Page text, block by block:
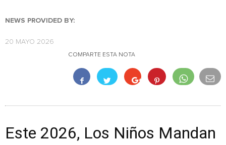
NEWS PROVIDED BY:
20 MAYO 2026
COMPARTE ESTA NOTA
Este 2026, Los Niños Mandan